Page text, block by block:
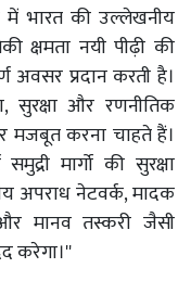
में भारत की उल्लेखनीय
क्षमता नयी पीढ़ी की
अवसर प्रदान करती है।
सुरक्षा और रणनीतिक
मजबूत करना चाहते हैं।
मार्गो की सुरक्षा
अपराध नेटवर्क, मादक
मानव तस्करी जैसी
करेगा।''